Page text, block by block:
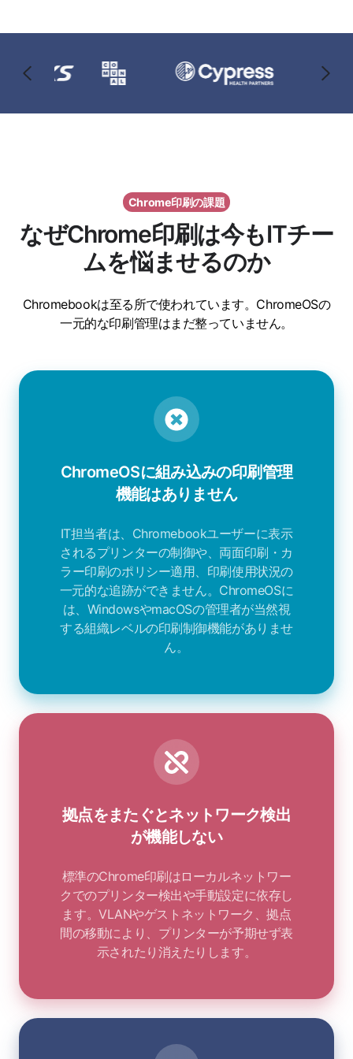
Chrome印刷の課題
なぜChrome印刷は今もITチー
ムを悩ませるのか
Chromebookは至る所で使われています。ChromeOSの
一元的な印刷管理はまだ整っていません。
ChromeOSに組み込みの印刷管理
機能はありません
IT担当者は、Chromebookユーザーに表示
されるプリンターの制御や、両面印刷・カ
ラー印刷のポリシー適用、印刷使用状況の
一元的な追跡ができません。ChromeOSに
は、WindowsやmacOSの管理者が当然視
する組織レベルの印刷制御機能がありませ
ん。
拠点をまたぐとネットワーク検出
が機能しない
標準のChrome印刷はローカルネットワー
クでのプリンター検出や手動設定に依存し
ます。VLANやゲストネットワーク、拠点
間の移動により、プリンターが予期せず表
示されたり消えたりします。